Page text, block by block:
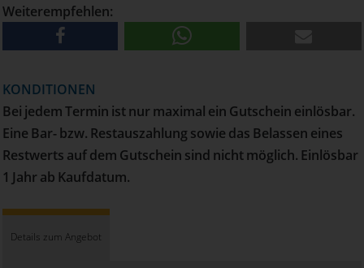
Weiterempfehlen:
KONDITIONEN
Bei jedem Termin ist nur maximal ein Gutschein einlösbar.
Eine Bar- bzw. Restauszahlung sowie das Belassen eines
Restwerts auf dem Gutschein sind nicht möglich. Einlösbar
1 Jahr ab Kaufdatum.
Details zum Angebot